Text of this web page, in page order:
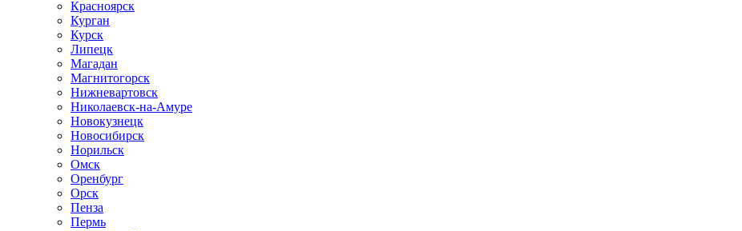
Красноярск
Курган
Курск
Липецк
Магадан
Магнитогорск
Нижневартовск
Николаевск-на-Амуре
Новокузнецк
Новосибирск
Норильск
Омск
Оренбург
Орск
Пенза
Пермь